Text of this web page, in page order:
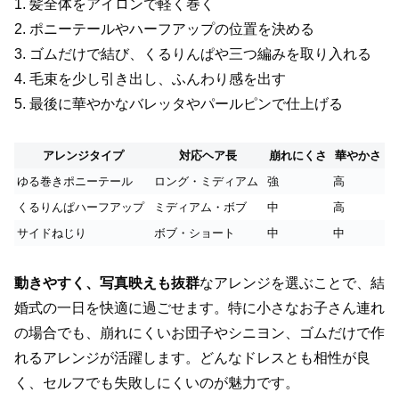
1. 髪全体をアイロンで軽く巻く
2. ポニーテールやハーフアップの位置を決める
3. ゴムだけで結び、くるりんぱや三つ編みを取り入れる
4. 毛束を少し引き出し、ふんわり感を出す
5. 最後に華やかなバレッタやパールピンで仕上げる
アレンジタイプ 対応ヘア長 崩れにくさ
華やかさ
ゆる巻きポニーテール
ロング・ミディアム 強
高
くるりんぱハーフアップ
ミディアム・ボブ 中
高
サイドねじり
ボブ・ショート 中 中
動きやすく、写真映えも抜群なアレンジを選ぶことで、結
婚式の一日を快適に過ごせます。特に小さなお子さん連れ
の場合でも、崩れにくいお団子やシニヨン、ゴムだけで作
れるアレンジが活躍します。どんなドレスとも相性が良
く、セルフでも失敗しにくいのが魅力です。